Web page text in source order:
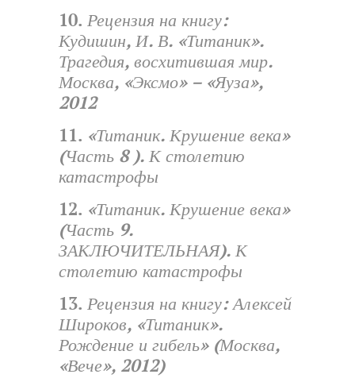
10. Рецензия на книгу:
Кудишин, И. В. «Титаник».
Трагедия, восхитившая мир.
Москва, «Эксмо» – «Яуза»,
2012
11. «Титаник. Крушение века»
(Часть 8 ). К столетию
катастрофы
12. «Титаник. Крушение века»
(Часть 9.
ЗАКЛЮЧИТЕЛЬНАЯ). К
столетию катастрофы
13. Рецензия на книгу: Алексей
Широков, «Титаник».
Рождение и гибель» (Москва,
«Вече», 2012)